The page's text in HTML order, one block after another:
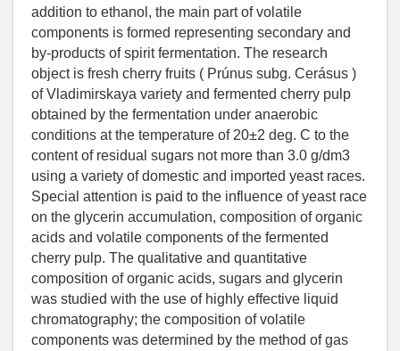
addition to ethanol, the main part of volatile
components is formed representing secondary and
by-products of spirit fermentation. The research
object is fresh cherry fruits ( Prúnus subg. Cerásus )
of Vladimirskaya variety and fermented cherry pulp
obtained by the fermentation under anaerobic
conditions at the temperature of 20±2 deg. C to the
content of residual sugars not more than 3.0 g/dm3
using a variety of domestic and imported yeast races.
Special attention is paid to the influence of yeast race
on the glycerin accumulation, composition of organic
acids and volatile components of the fermented
cherry pulp. The qualitative and quantitative
composition of organic acids, sugars and glycerin
was studied with the use of highly effective liquid
chromatography; the composition of volatile
components was determined by the method of gas